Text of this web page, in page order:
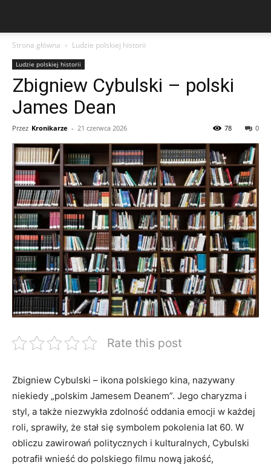
Strona główna Ludzie polskiej historii
Ludzie polskiej historii
Zbigniew Cybulski – polski
James Dean
Przez Kronikarze - 21 czerwca 2026 0
78
Rate this post
Zbigniew Cybulski – ikona polskiego kina, nazywany
niekiedy „polskim Jamesem Deanem”. Jego charyzma i
styl, a także niezwykła zdolność oddania emocji w każdej
roli, sprawiły, że stał się symbolem pokolenia lat 60. W
obliczu zawirowań politycznych i kulturalnych, Cybulski
potrafił wnieść do polskiego filmu nową jakość,